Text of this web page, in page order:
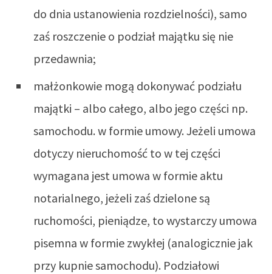
do dnia ustanowienia rozdzielności), samo
zaś roszczenie o podział majątku się nie
przedawnia;
małżonkowie mogą dokonywać podziału
majątki – albo całego, albo jego części np.
samochodu. w formie umowy. Jeżeli umowa
dotyczy nieruchomość to w tej części
wymagana jest umowa w formie aktu
notarialnego, jeżeli zaś dzielone są
ruchomości, pieniądze, to wystarczy umowa
pisemna w formie zwykłej (analogicznie jak
przy kupnie samochodu). Podziałowi